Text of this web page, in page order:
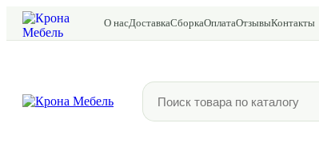
О насДоставкаСборкаОплатаОтзывыКонтакты